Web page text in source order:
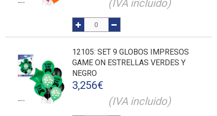
(IVA incluido)
12105: SET 9 GLOBOS IMPRESOS
GAME ON ESTRELLAS VERDES Y
NEGRO
3,256€
(IVA incluido)